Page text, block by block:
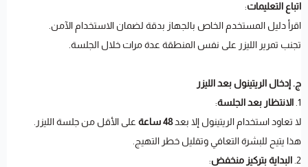
اتباع التعليمات:
اقرأ دليل المستخدم الخاص بالجهاز بدقة لضمان الاستخدام الآمن.
تجنب تمرير الليزر على نفس المنطقة عدة مرات خلال الجلسة.
ج. إدخال الريتينول بعد الليزر
1. الانتظار بعد الجلسة:
لا تعاود استخدام الريتينول إلا بعد48 ساعة
على الأقل من جلسة الليزر.
هذا يتيح للبشرة التعافي وتقليل خطر التهيج.
2. البداية بتركيز منخفض: